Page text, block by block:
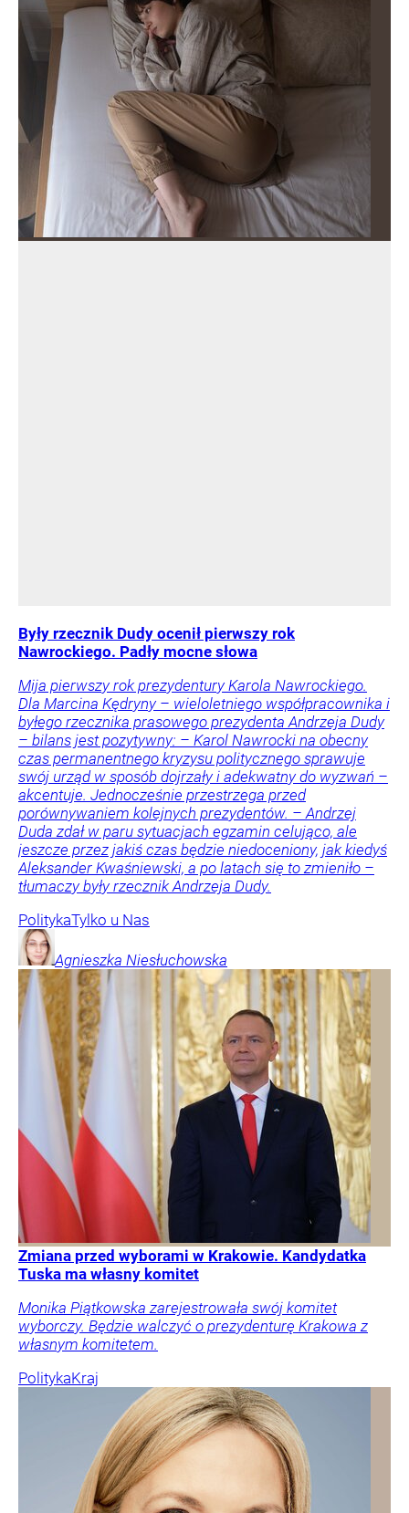
Były rzecznik Dudy ocenił pierwszy rok
Nawrockiego. Padły mocne słowa
Mija pierwszy rok prezydentury Karola Nawrockiego.
Dla Marcina Kędryny – wieloletniego współpracownika i
byłego rzecznika prasowego prezydenta Andrzeja Dudy
– bilans jest pozytywny: – Karol Nawrocki na obecny
czas permanentnego kryzysu politycznego sprawuje
swój urząd w sposób dojrzały i adekwatny do wyzwań –
akcentuje. Jednocześnie przestrzega przed
porównywaniem kolejnych prezydentów. – Andrzej
Duda zdał w paru sytuacjach egzamin celująco, ale
jeszcze przez jakiś czas będzie niedoceniony, jak kiedyś
Aleksander Kwaśniewski, a po latach się to zmieniło –
tłumaczy były rzecznik Andrzeja Dudy.
PolitykaTylko u Nas
Agnieszka Niesłuchowska
Zmiana przed wyborami w Krakowie. Kandydatka
Tuska ma własny komitet
Monika Piątkowska zarejestrowała swój komitet
wyborczy. Będzie walczyć o prezydenturę Krakowa z
własnym komitetem.
PolitykaKraj